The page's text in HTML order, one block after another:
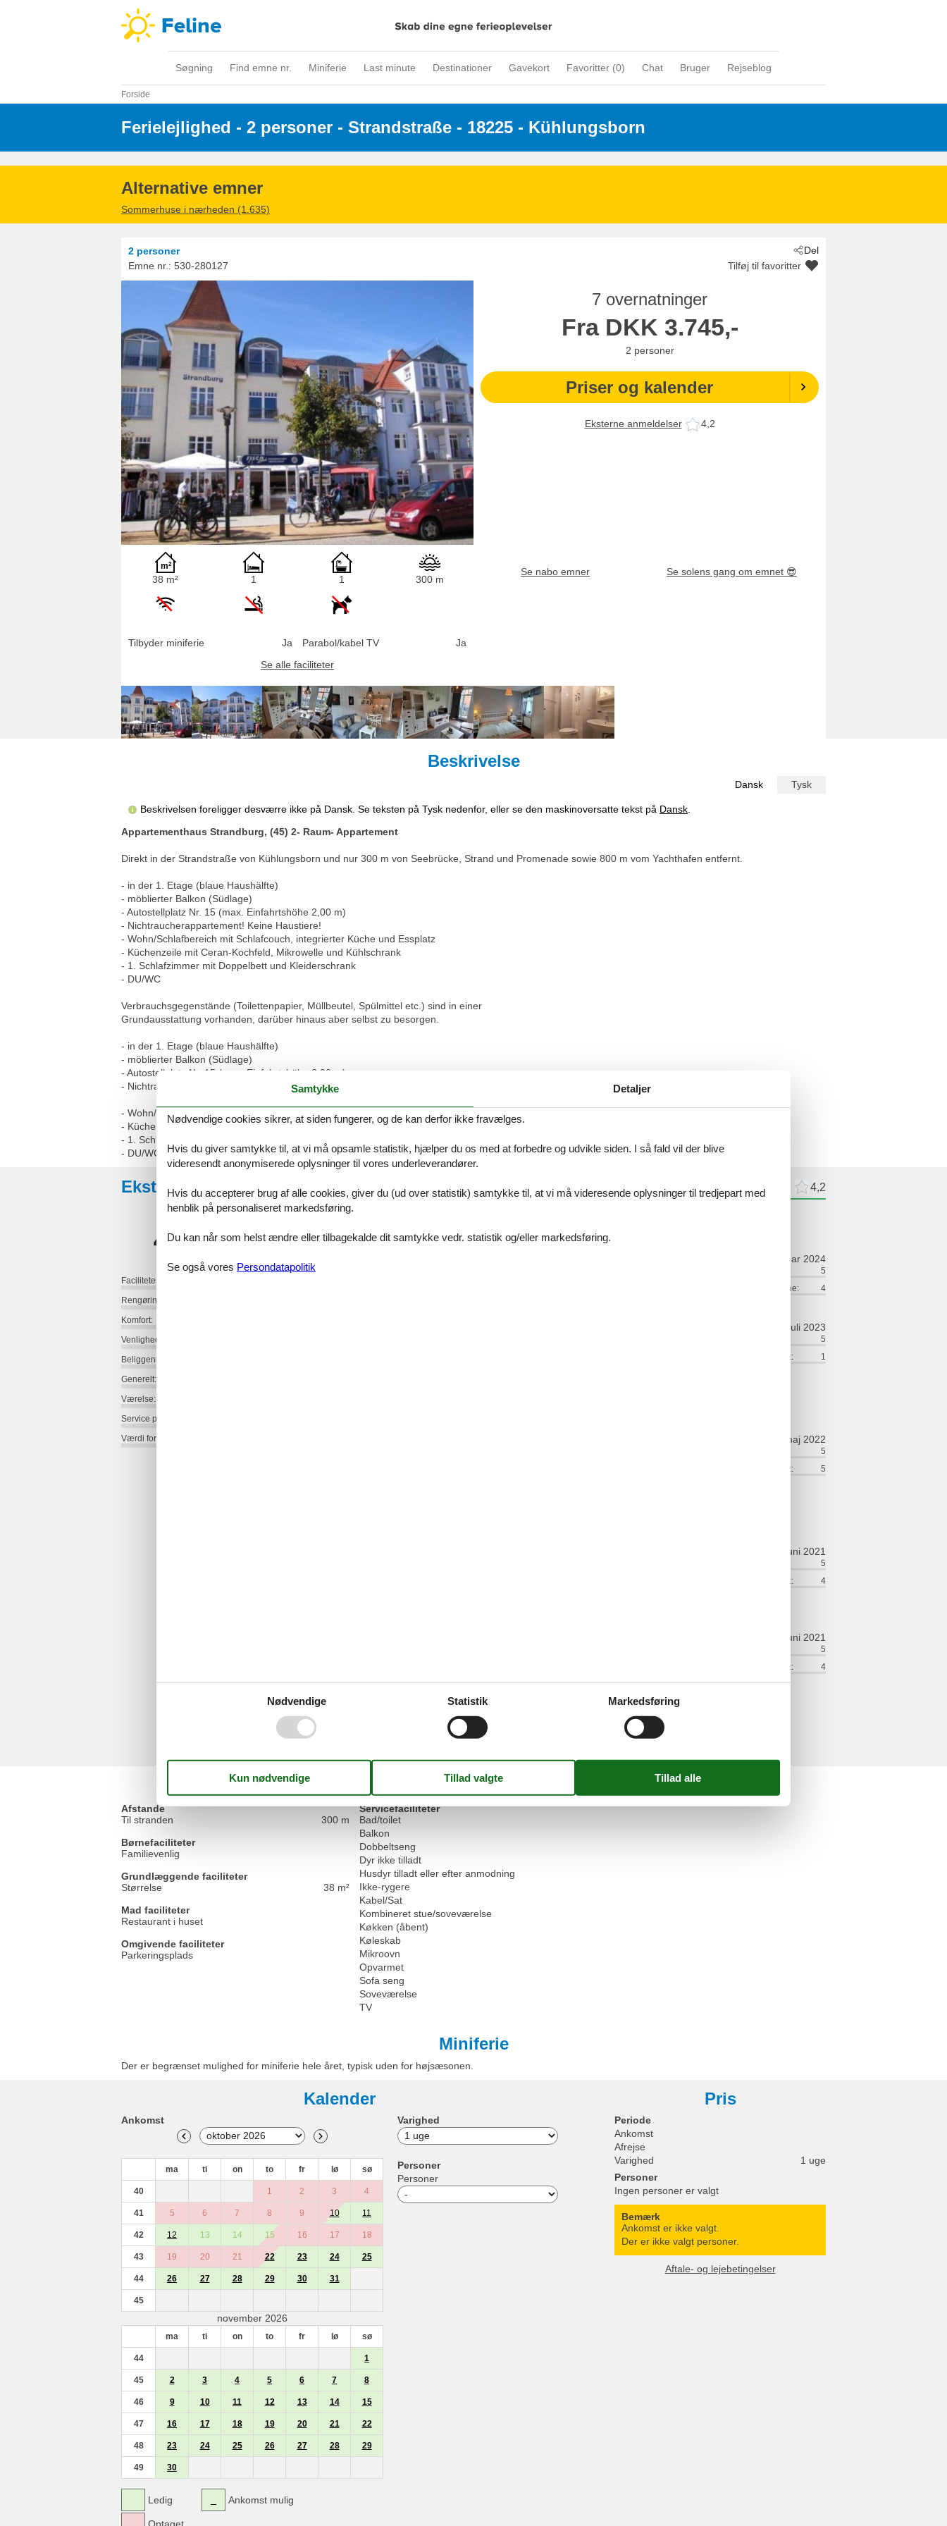
Søgning Find emne nr. Miniferie Last minute Destinationer Gavekort Favoritter (0) Chat Bruger Rejseblog
Forside
Ferielejlighed - 2 personer - Strandstraße - 18225 - Kühlungsborn
Alternative emner
Sommerhuse i nærheden (1.635)
Del
2 personer
Emne nr.: 530-280127 Tilføj til favoritter
7 overnatninger
Fra DKK 3.745,-
2 personer
Priser og kalender
Eksterne anmeldelser 4,2
38 m² 1 1 300 m
Tilbyder miniferie Ja Parabol/kabel TV
Ja
Se alle faciliteter
Se nabo emner Se solens gang om emnet 😎
Beskrivelse
Dansk Tysk
Beskrivelsen foreligger desværre ikke på Dansk. Se teksten på Tysk nedenfor, eller se den maskinoversatte tekst på Dansk
Appartementhaus Strandburg, (45) 2- Raum- Appartement
Direkt in der Strandstraße von Kühlungsborn und nur 300 m von Seebrücke, Strand und Promenade sowie 800 m vom Yachthafen entfernt.
- in der 1. Etage (blaue Haushälfte)
- möblierter Balkon (Südlage)
- Autostellplatz Nr. 15 (max. Einfahrtshöhe 2,00 m)
- Nichtraucherappartement! Keine Haustiere!
- Wohn/Schlafbereich mit Schlafcouch, integrierter Küche und Essplatz
- Küchenzeile mit Ceran-Kochfeld, Mikrowelle und Kühlschrank
- 1. Schlafzimmer mit Doppelbett und Kleiderschrank
- DU/WC
Verbrauchsgegenstände (Toilettenpapier, Müllbeutel, Spülmittel etc.) sind in einer
Grundausstattung vorhanden, darüber hinaus aber selbst zu besorgen.
- in der 1. Etage (blaue Haushälfte)
- möblierter Balkon (Südlage)
- Autostellplatz Nr. 15 (max. Einfahrtshöhe 2,00 m)
- Nichtraucherappartement! Keine Haustiere!
- Wohn/Schlafbereich mit Schlafcouch, integrierter Küche und Essplatz
- Küchenzeile mit Ceran-Kochfeld, Mikrowelle und Kühlschrank
- 1. Schlafzimmer mit Doppelbett und Kleiderschrank
- DU/WC
Eksterne anmeldelser Vores gæsteanmeldelser Eksterne anmeldelser 4,2
4,2
Faciliteter:
Rengøring:
Komfort:
Venlighed:
Beliggenhed:
Generelt:
Værelse:
Service på stedet:
Værdi for pengene:
februar 2024
5
Værdi for pengene: 4
juli 2023
5
Service på stedet:
1
maj 2022
5
Service på stedet:
5
juni 2021
5
Service på stedet:
4
juni 2021
5
Service på stedet:
4
Værdi for pengene:
5
Eisfach fehlt, sonst alles gut
Faciliteter
Afstande
Til stranden
300 m
Børnefaciliteter
Familievenlig
Grundlæggende faciliteter
Størrelse
38 m²
Mad faciliteter
Restaurant i huset
Omgivende faciliteter
Parkeringsplads
Servicefaciliteter
Bad/toilet
Balkon
Dobbeltseng
Dyr ikke tilladt
Husdyr tilladt eller efter anmodning
Ikke-rygere
Kabel/Sat
Kombineret stue/soveværelse
Køkken (åbent)
Køleskab
Mikroovn
Opvarmet
Sofa seng
Soveværelse
TV
Miniferie
Der er begrænset mulighed for miniferie hele året, typisk uden for højsæsonen.
Kalender
Ankomst
ma ti on to fr lø sø
40 1 2 3 4
41 5 6 7 8 9 10 11
42 12 13 14 15 16 17 18
43 19 20 21 22 23 24 25
44 26 27 28 29 30 31
45
november 2026
ma ti on to fr lø sø
44 1
45 2 3 4 5 6 7 8
46 9 10 11 12 13 14 15
47 16 17 18 19 20 21 22
48 23 24 25 26 27 28 29
49 30
Ledig Ankomst mulig
Varighed
Personer
Personer
Pris
Periode
Ankomst
Afrejse
Varighed
1 uge
Personer
Ingen personer er valgt
Bemærk
Ankomst er ikke valgt.
Der er ikke valgt personer.
Aftale- og lejebetingelser
Samtykke Detaljer
Nødvendige cookies sikrer, at siden fungerer, og de kan derfor ikke fravælges.
Hvis du giver samtykke til, at vi må opsamle statistik, hjælper du os med at forbedre og udvikle siden. I så fald vil der blive
videresendt anonymiserede oplysninger til vores underleverandører.
Hvis du accepterer brug af alle cookies, giver du (ud over statistik) samtykke til, at vi må videresende oplysninger til tredjepart med
henblik på personaliseret markedsføring.
Du kan når som helst ændre eller tilbagekalde dit samtykke vedr. statistik og/eller markedsføring.
Se også vores Persondatapolitik
Nødvendige Statistik Markedsføring